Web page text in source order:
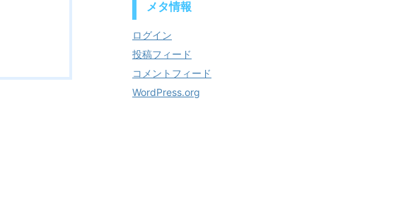
メタ情報
ログイン
投稿フィード
コメントフィード
WordPress.org